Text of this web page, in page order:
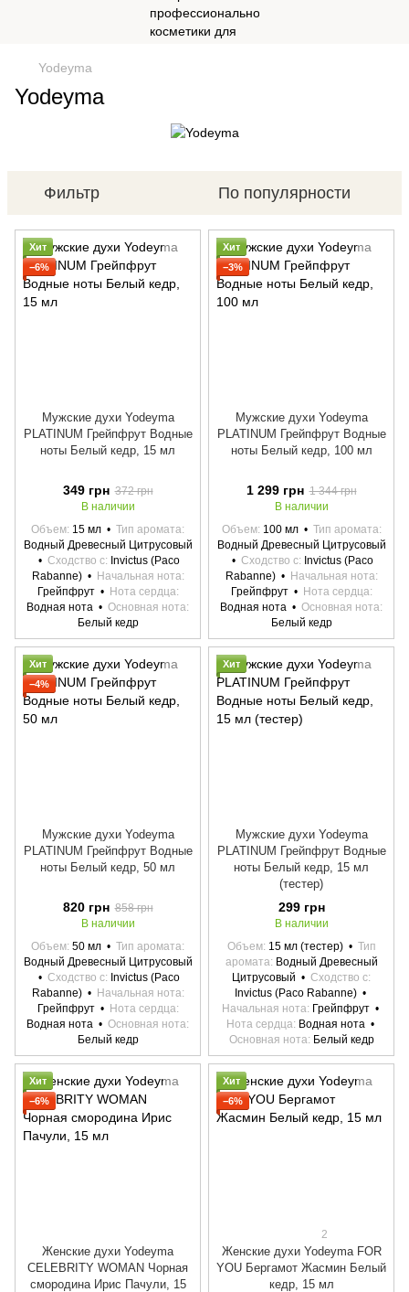
Yodeyma
Yodeyma
Фильтр По популярности
Хит
−6%
Мужские духи Yodeyma
PLATINUM Грейпфрут Водные
ноты Белый кедр, 15 мл
349 грн 372 грн
В наличии
Объем 15 мл
Тип аромата
Водный Древесный Цитрусовый
Сходство с
Invictus (Paco
Rabanne)
Начальная нота
Грейпфрут
Нота сердца
Водная нота
Основная нота
Белый кедр
Хит
−3%
Мужские духи Yodeyma
PLATINUM Грейпфрут Водные
ноты Белый кедр, 100 мл
1 299 грн 1 344 грн
В наличии
Объем 100 мл
Тип аромата
Водный Древесный Цитрусовый
Сходство с
Invictus (Paco
Rabanne)
Начальная нота
Грейпфрут
Нота сердца
Водная нота
Основная нота
Белый кедр
Хит
−4%
Мужские духи Yodeyma
PLATINUM Грейпфрут Водные
ноты Белый кедр, 50 мл
820 грн 858 грн
В наличии
Объем 50 мл
Тип аромата
Водный Древесный Цитрусовый
Сходство с
Invictus (Paco
Rabanne)
Начальная нота
Грейпфрут
Нота сердца
Водная нота
Основная нота
Белый кедр
Хит
Мужские духи Yodeyma
PLATINUM Грейпфрут Водные
ноты Белый кедр, 15 мл
(тестер)
299 грн
В наличии
Объем 15 мл (тестер)
Тип
аромата
Водный Древесный
Цитрусовый
Сходство с
Invictus (Paco Rabanne)
Начальная нота
Грейпфрут
Нота сердца
Водная нота
Основная нота
Белый кедр
Хит
−6%
Женские духи Yodeyma
CELEBRITY WOMAN Чорная
смородина Ирис Пачули, 15
Хит
−6%
2
Женские духи Yodeyma FOR
YOU Бергамот Жасмин Белый
кедр, 15 мл